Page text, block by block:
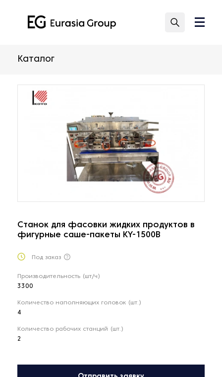
Каталог
Станок для фасовки жидких продуктов в
фигурные саше-пакеты KY-1500B
Под заказ
Производительность (шт/ч)
3300
Количество наполняющих головок (шт.)
4
Количество рабочих станций (шт.)
2